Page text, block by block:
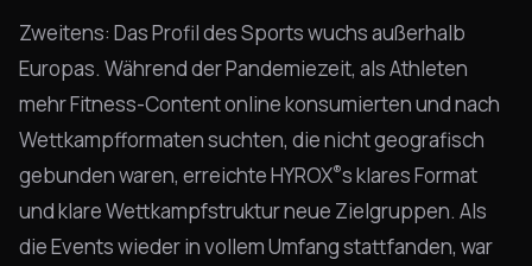
Zweitens: Das Profil des Sports wuchs außerhalb
Europas. Während der Pandemiezeit, als Athleten
mehr Fitness-Content online konsumierten und nach
Wettkampfformaten suchten, die nicht geografisch
gebunden waren, erreichte HYROX®s klares Format
und klare Wettkampfstruktur neue Zielgruppen. Als
die Events wieder in vollem Umfang stattfanden, war